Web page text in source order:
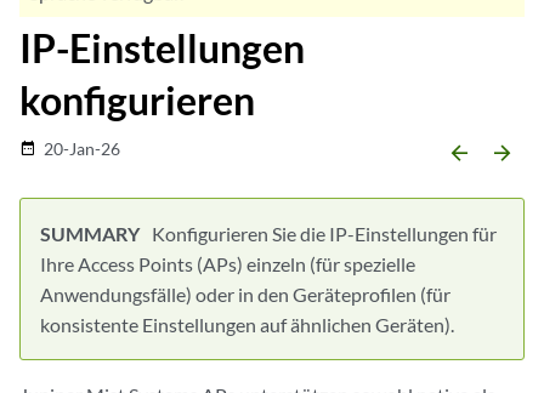
IP-Einstellungen
konfigurieren
date_range 20-Jan-26 arrow_backward arrow_forward
Konfigurieren Sie die IP-Einstellungen für
Ihre Access Points (APs) einzeln (für spezielle
Anwendungsfälle) oder in den Geräteprofilen (für
konsistente Einstellungen auf ähnlichen Geräten).